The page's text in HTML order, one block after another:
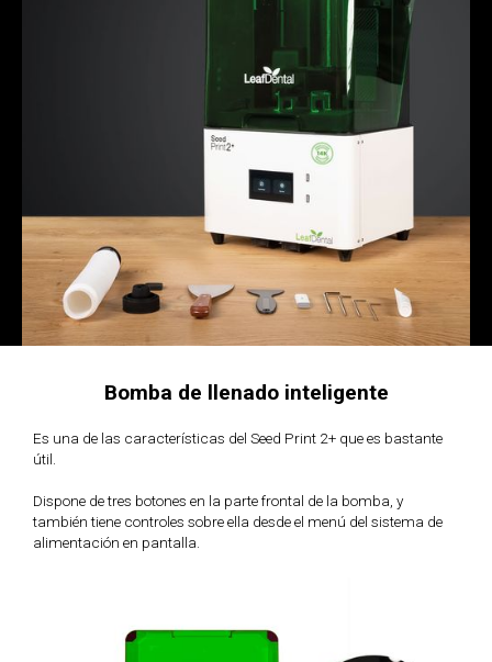
Bomba de llenado inteligente
Es una de las características del Seed Print 2+ que es bastante
útil.
Dispone de tres botones en la parte frontal de la bomba, y
también tiene controles sobre ella desde el menú del sistema de
alimentación en pantalla.